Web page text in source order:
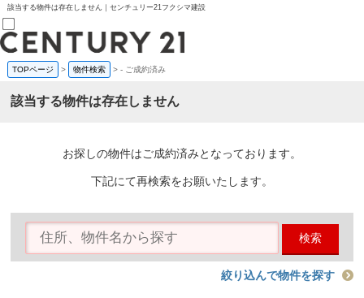
該当する物件は存在しません｜センチュリー21フクシマ建設
売買部
0120-800-844
賃貸部
会員メニュー
物件を探す
購入TOP
条件から探す
TOPページ > 物件検索 >- ご成約済み
該当する物件は存在しません
お探しの物件はご成約済みとなっております。
下記にて再検索をお願いたします。
検索
絞り込んで物件を探す